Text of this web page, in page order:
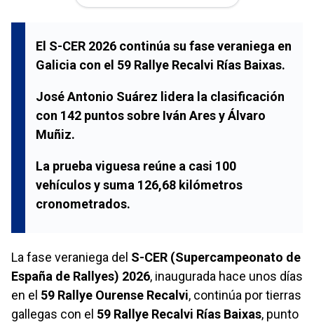
El S-CER 2026 continúa su fase veraniega en
Galicia con el 59 Rallye Recalvi Rías Baixas.
José Antonio Suárez lidera la clasificación
con 142 puntos sobre Iván Ares y Álvaro
Muñiz.
La prueba viguesa reúne a casi 100
vehículos y suma 126,68 kilómetros
cronometrados.
La fase veraniega del S-CER (Supercampeonato de
España de Rallyes) 2026, inaugurada hace unos días
en el 59 Rallye Ourense Recalvi, continúa por tierras
gallegas con el 59 Rallye Recalvi Rías Baixas, punto